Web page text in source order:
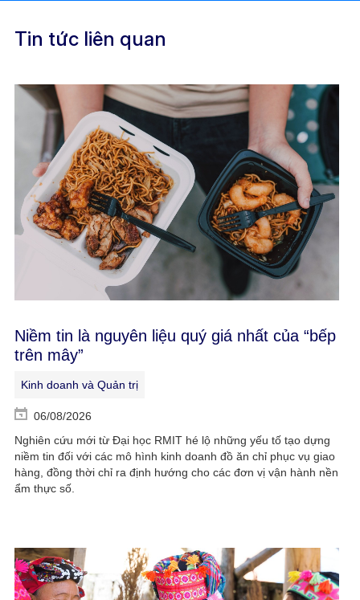
Tin tức liên quan
Niềm tin là nguyên liệu quý giá nhất của “bếp
trên mây”
Kinh doanh và Quản trị
06/08/2026
Nghiên cứu mới từ Đại học RMIT hé lộ những yếu tố tạo dựng
niềm tin đối với các mô hình kinh doanh đồ ăn chỉ phục vụ giao
hàng, đồng thời chỉ ra định hướng cho các đơn vị vận hành nền
ẩm thực số.